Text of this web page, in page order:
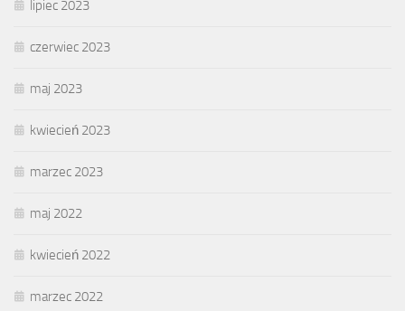
lipiec 2023
czerwiec 2023
maj 2023
kwiecień 2023
marzec 2023
maj 2022
kwiecień 2022
marzec 2022